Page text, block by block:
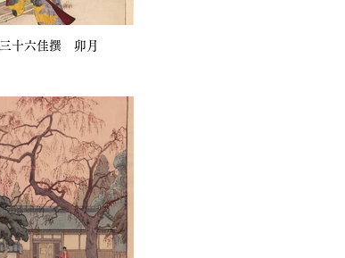
三十六佳撰 卯月